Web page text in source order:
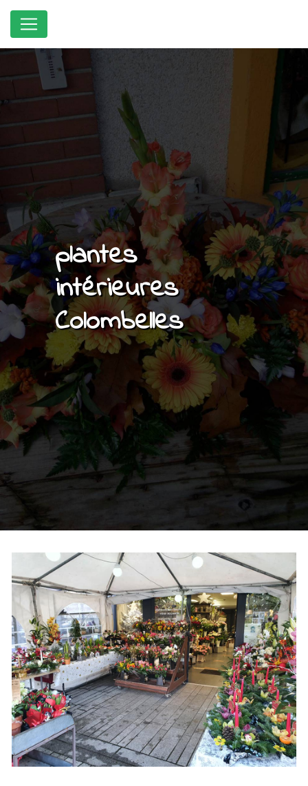
Panneau de gestion des cookies
plantes
intérieures
Colombelles